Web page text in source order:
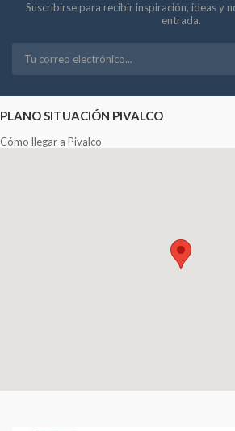
Suscribirse para recibir inspiración, ideas y
entrada.
PLANO SITUACIÓN PIVALCO
Cómo llegar a Pivalco